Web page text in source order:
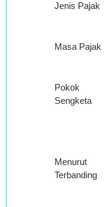
Jenis Pajak
Masa Pajak
Pokok
Sengketa
Menurut
Terbanding